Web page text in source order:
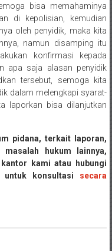
bisa memahaminya
di kepolisian, kemudian
oleh penyidik, maka kita
namun disamping itu
konfirmasi kepada
apa saja alasan penyidik
tersebut, semoga kita
dalam melengkapi syarat-
laporkan bisa dilanjutkan
pidana, terkait laporan,
hukum lainnya,
kami atau hubungi
untuk konsultasi secara